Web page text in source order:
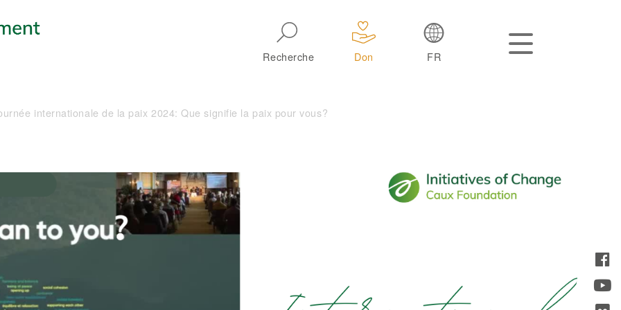
Recherche Don FR
internationale de la paix 2024: Que signifie la paix pour vous?